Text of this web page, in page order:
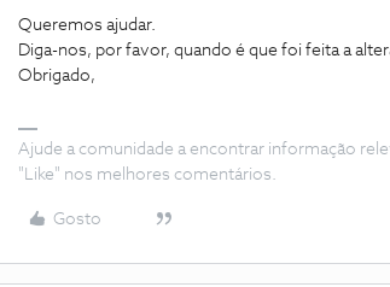
Queremos ajudar.
Diga-nos, por favor, quando é que foi feita a
Obrigado,
Ajude a comunidade a encontrar informação
"Like" nos melhores comentários.
Gosto